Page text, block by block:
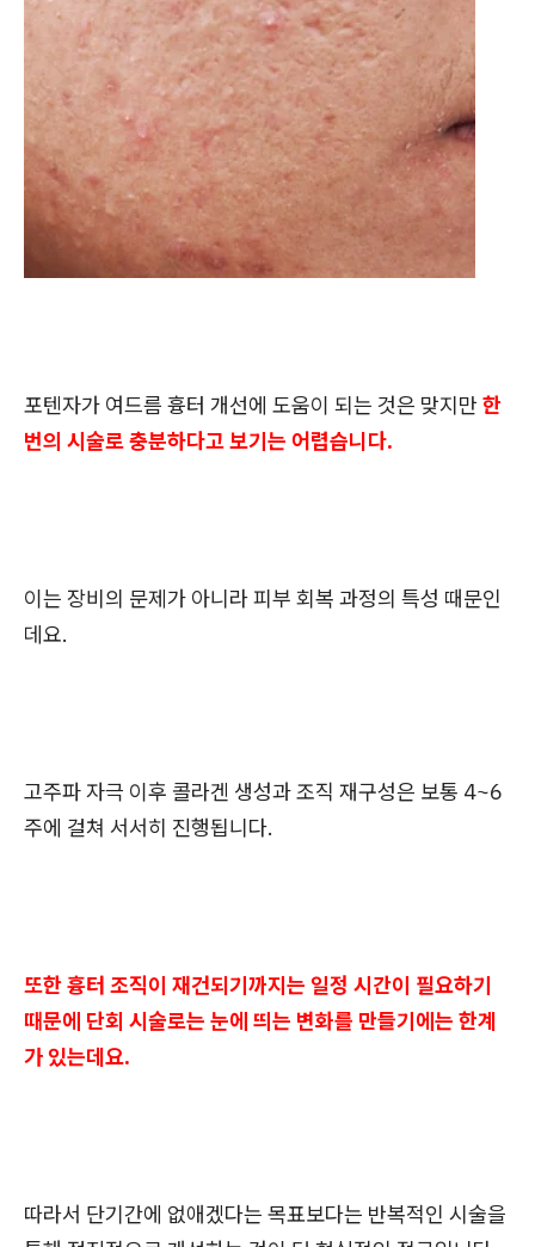
포텐자가 여드름 흉터 개선에 도움이 되는 것은 맞지만 한
번의 시술로 충분하다고 보기는 어렵습니다.
이는 장비의 문제가 아니라 피부 회복 과정의 특성 때문인
데요.
고주파 자극 이후 콜라겐 생성과 조직 재구성은 보통 4~6
주에 걸쳐 서서히 진행됩니다.
또한 흉터 조직이 재건되기까지는 일정 시간이 필요하기
때문에 단회 시술로는 눈에 띄는 변화를 만들기에는 한계
가 있는데요.
따라서 단기간에 없애겠다는 목표보다는 반복적인 시술을